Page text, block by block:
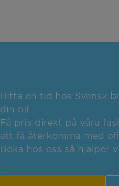
Hitta en tid hos Svensk
din bil.
Få pris direkt på våra
att få återkomma med
Boka hos oss så hjälper